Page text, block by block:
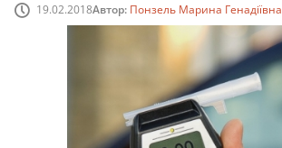
19.02.2018Автор: Понзель Марина Генадіївна